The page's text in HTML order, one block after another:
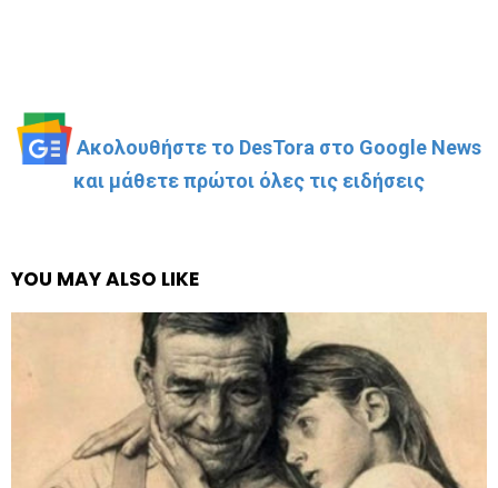
Ακολουθήστε το DesTora στο Google News
και μάθετε πρώτοι όλες τις ειδήσεις
YOU MAY ALSO LIKE